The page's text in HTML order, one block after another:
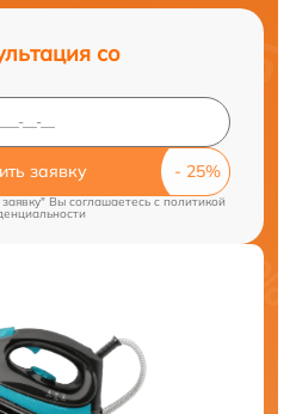
со
заявку
Вы соглашаетесь cполитикой